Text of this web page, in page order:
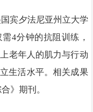
宾夕法尼亚州立大学
4分钟的抗阻训练，
老年人的肌力与行动
生活水平。相关成果
》期刊。